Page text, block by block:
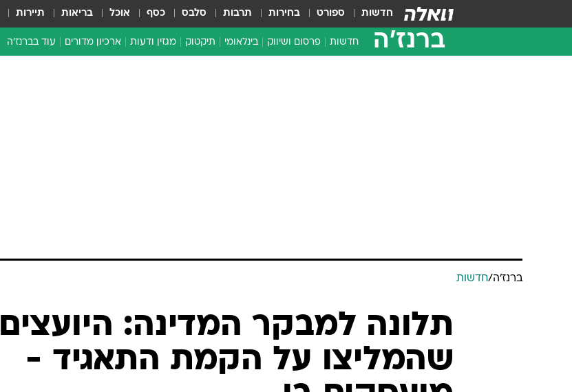
חדשות ספורט בחירות תרבות סלבס כסף אוכל בריאות תיירות
ברנז'ה חדשות פרסום ושיווק בינלאומי תיקטוק מגזין ודעות ארכיון מדורים עוד בברנז'ה
ברנז'ה/חדשות
תלונה למבקר המדינה: היועצים
שהמליצו על הקמת התאגיד -